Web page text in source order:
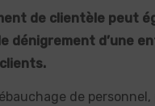
de clientèle peut
dénigrement d’une
de